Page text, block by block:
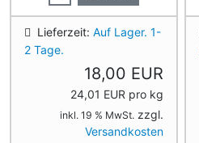
Lieferzeit: Auf Lager. 1-
2 Tage.
18,00 EUR
24,01 EUR pro kg
inkl. 19 % MwSt. zzgl.
Versandkosten